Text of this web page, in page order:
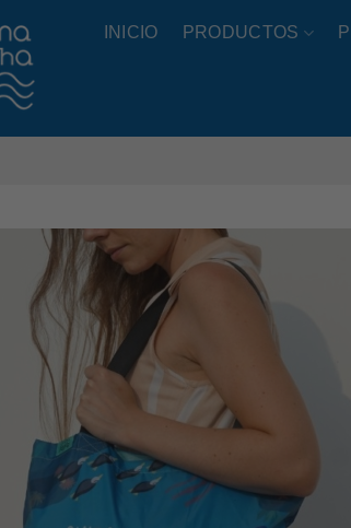
INICIO PRODUCTOS